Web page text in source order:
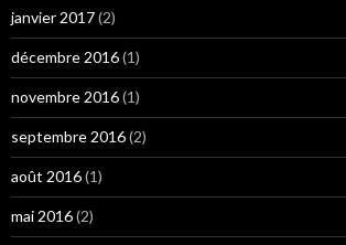
janvier 2017(2)
décembre 2016(1)
novembre 2016(1)
septembre 2016(2)
août 2016(1)
mai 2016(2)